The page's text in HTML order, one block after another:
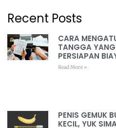
Recent Posts
CARA
TANGGA YANG
PERSIAPAN
Read More »
PENIS GEMUK
KECIL, YUK